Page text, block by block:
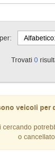
Trovati 0
veicoli per
cercando
o cancellato